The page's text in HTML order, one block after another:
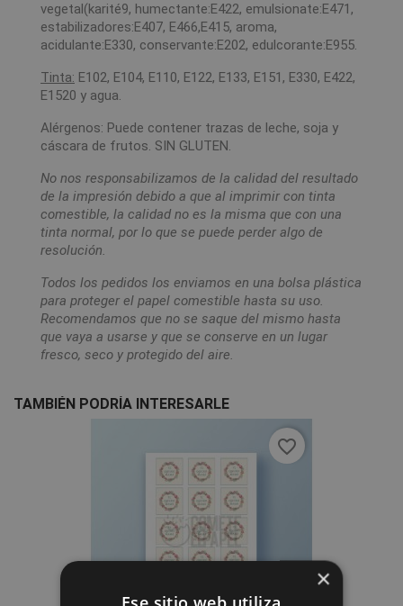
vegetal(karité9, humectante:E422, emulsionate:E471,
estabilizadores:E407, E466,E415, aroma,
acidulante:E330, conservante:E202, edulcorante:E955.
Tinta: E102, E104, E110, E122, E133, E151, E330, E422,
E1520 y agua.
Alérgenos: Puede contener trazas de leche, soja y
cáscara de frutos. SIN GLUTEN.
No nos responsabilizamos de la calidad del resultado
de la impresión debido a que al imprimir con tinta
comestible, la calidad no es la misma que con una
tinta normal, por lo que se puede perder algo de
resolución.
Todos los pedidos los enviamos en una bolsa plástica
para proteger el papel comestible hasta su uso.
Recomendamos que no se saque del mismo hasta
que vaya a usarse y que se conserve en un lugar
fresco, seco y protegido del aire.
TAMBIÉN PODRÍA INTERESARLE
favorite_border
×
Ese sitio web utiliza